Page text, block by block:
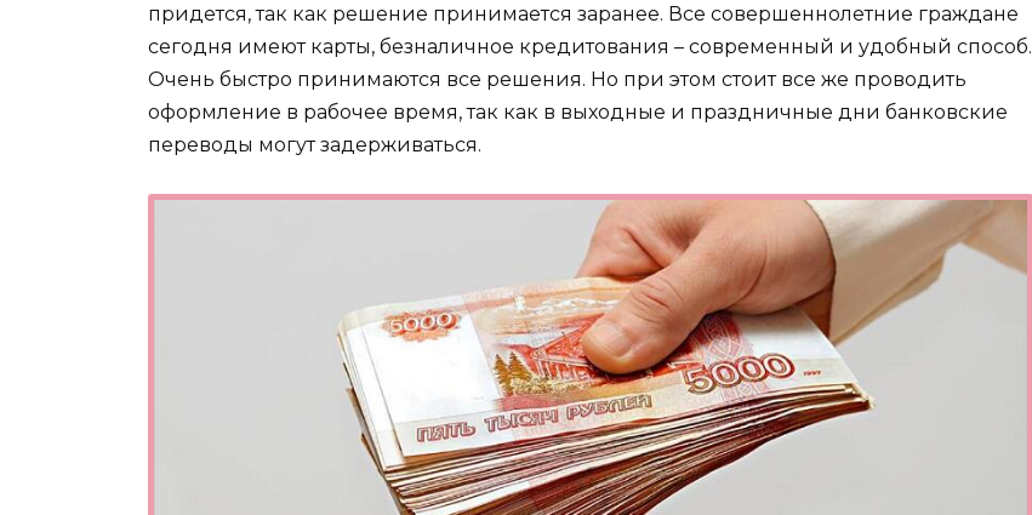
придется, так как решение принимается заранее. Все совершеннолетние граждане
сегодня имеют карты, безналичное кредитования – современный и удобный способ.
Очень быстро принимаются все решения. Но при этом стоит все же проводить
оформление в рабочее время, так как в выходные и праздничные дни банковские
переводы могут задерживаться.